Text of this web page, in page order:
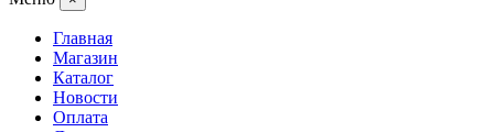
Главная
Магазин
Каталог
Новости
Оплата